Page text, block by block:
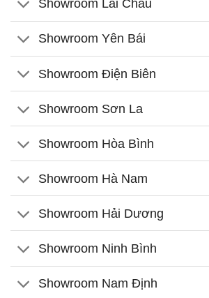
Showroom Lai Châu
Showroom Yên Bái
Showroom Điện Biên
Showroom Sơn La
Showroom Hòa Bình
Showroom Hà Nam
Showroom Hải Dương
Showroom Ninh Bình
Showroom Nam Định